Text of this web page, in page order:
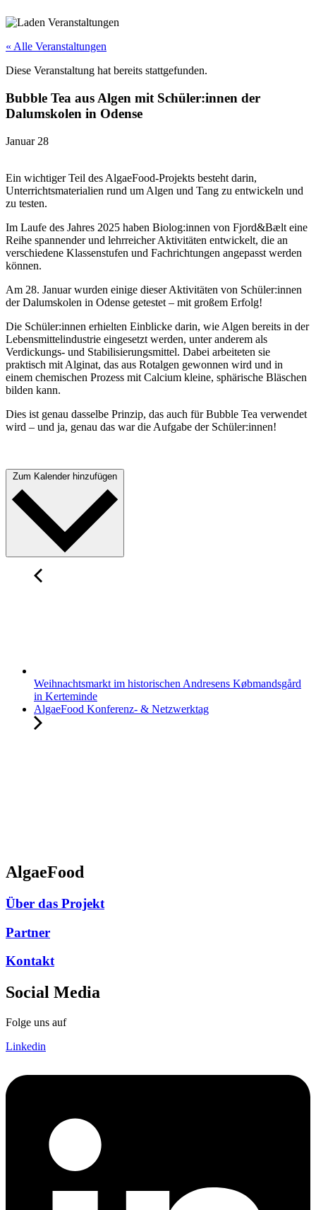
« Alle Veranstaltungen
Diese Veranstaltung hat bereits stattgefunden.
Bubble Tea aus Algen mit Schüler:innen der
Dalumskolen in Odense
Januar 28
Ein wichtiger Teil des AlgaeFood-Projekts besteht darin,
Unterrichtsmaterialien rund um Algen und Tang zu entwickeln und
zu testen.
Im Laufe des Jahres 2025 haben Biolog:innen von Fjord&Bælt eine
Reihe spannender und lehrreicher Aktivitäten entwickelt, die an
verschiedene Klassenstufen und Fachrichtungen angepasst werden
können.
Am 28. Januar wurden einige dieser Aktivitäten von Schüler:innen
der Dalumskolen in Odense getestet – mit großem Erfolg!
Die Schüler:innen erhielten Einblicke darin, wie Algen bereits in der
Lebensmittelindustrie eingesetzt werden, unter anderem als
Verdickungs- und Stabilisierungsmittel. Dabei arbeiteten sie
praktisch mit Alginat, das aus Rotalgen gewonnen wird und in
einem chemischen Prozess mit Calcium kleine, sphärische Bläschen
bilden kann.
Dies ist genau dasselbe Prinzip, das auch für Bubble Tea verwendet
wird – und ja, genau das war die Aufgabe der Schüler:innen!
Weihnachtsmarkt im historischen Andresens Købmandsgård
in Kerteminde
AlgaeFood Konferenz- & Netzwerktag
AlgaeFood
Über das Projekt
Partner
Kontakt
Social Media
Folge uns auf
Linkedin